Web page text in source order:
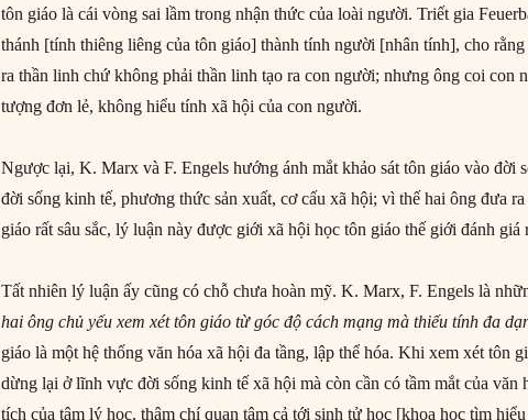
tôn giáo là cái vòng sai lầm trong nhận thức của loài người. Triết gia
thánh [tính thiêng liêng của tôn giáo] thành tính người [nhân tính], cho
ra thần linh chứ không phải thần linh tạo ra con người; nhưng ông coi con
tượng đơn lẻ, không hiểu tính xã hội của con người.
Ngược lại, K. Marx và F. Engels hướng ánh mắt khảo sát tôn giáo vào đời
đời sống kinh tế, phương thức sản xuất, cơ cấu xã hội; vì thế hai ông đưa
giáo rất sâu sắc, lý luận này được giới xã hội học tôn giáo thế giới đánh giá
Tất nhiên lý luận ấy cũng có chỗ chưa hoàn mỹ. K. Marx, F. Engels là
hai ông chủ yếu xem xét tôn giáo từ góc độ cách mạng mà thiếu tính đa
giáo là một hệ thống văn hóa xã hội đa tầng, lập thể hóa. Khi xem xét tôn
dừng lại ở lĩnh vực đời sống kinh tế xã hội mà còn cần có tầm mắt của văn
tích của tâm lý học, thậm chí quan tâm cả tới sinh tử học [khoa học tìm